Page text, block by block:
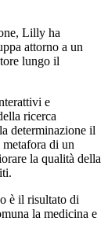
Lilly ha
attorno a un
lungo il
e
ricerca
determinazione il
di un
la qualità della
è il risultato di
la medicina e